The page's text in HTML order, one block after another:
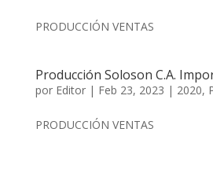
PRODUCCIÓN VENTAS
Producción Soloson C.A.
por Editor| Feb 23, 2023 | 2020,
PRODUCCIÓN VENTAS